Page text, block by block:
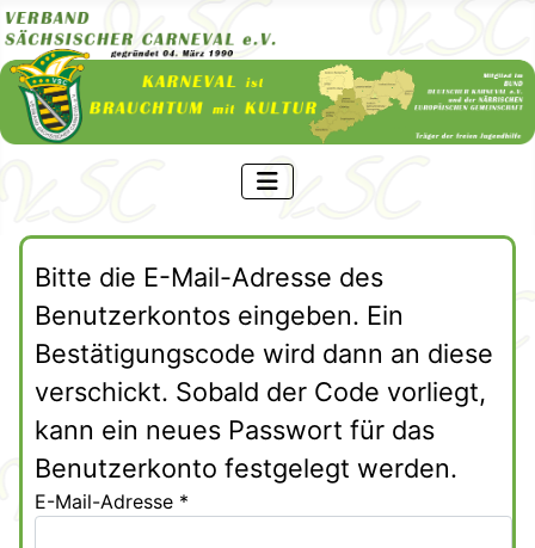
Bitte die E-Mail-Adresse des
Benutzerkontos eingeben. Ein
Bestätigungscode wird dann an diese
verschickt. Sobald der Code vorliegt,
kann ein neues Passwort für das
Benutzerkonto festgelegt werden.
E-Mail-Adresse *